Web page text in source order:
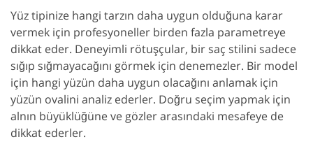
Yüz tipinize hangi tarzın daha uygun olduğuna karar
vermek için profesyoneller birden fazla parametreye
dikkat eder. Deneyimli rötuşçular, bir saç stilini sadece
sığıp sığmayacağını görmek için denemezler. Bir model
için hangi yüzün daha uygun olacağını anlamak için
yüzün ovalini analiz ederler. Doğru seçim yapmak için
alnın büyüklüğüne ve gözler arasındaki mesafeye de
dikkat ederler.